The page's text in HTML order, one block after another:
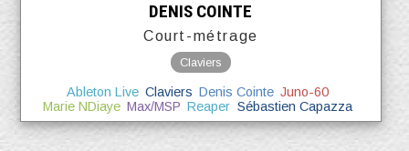
DENIS COINTE
Court-métrage
Claviers
Ableton Live Claviers Denis Cointe Juno-60
Marie NDiaye Max/MSP Reaper Sébastien Capazza